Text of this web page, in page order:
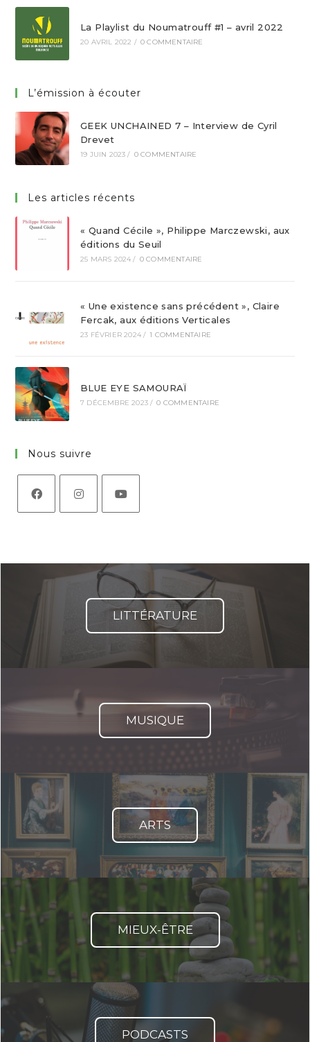
La Playlist du Noumatrouff #1 – avril 2022
20 AVRIL 2022 / 0 COMMENTAIRE
L’émission à écouter
GEEK UNCHAINED 7 – Interview de Cyril
Drevet
19 JUIN 2023 / 0 COMMENTAIRE
Les articles récents
« Quand Cécile », Philippe Marczewski, aux
éditions du Seuil
25 MARS 2024 / 0 COMMENTAIRE
« Une existence sans précédent », Claire
Fercak, aux éditions Verticales
23 FÉVRIER 2024 / 1 COMMENTAIRE
BLUE EYE SAMOURAÏ
7 DÉCEMBRE 2023 / 0 COMMENTAIRE
Nous suivre
LITTÉRATURE
MUSIQUE
ARTS
MIEUX-ÊTRE
PODCASTS